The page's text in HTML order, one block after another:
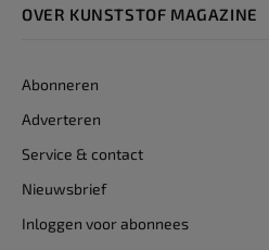
OVER KUNSTSTOF MAGAZINE
Abonneren
Adverteren
Service & contact
Nieuwsbrief
Inloggen voor abonnees